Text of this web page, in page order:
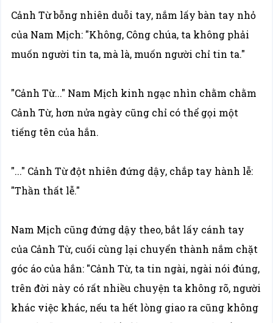
Cảnh Từ bỗng nhiên duỗi tay, nắm lấy bàn tay nhỏ
của Nam Mịch: "Không, Công chúa, ta không phải
muốn người tin ta, mà là, muốn người chỉ tin ta."
"Cảnh Từ..." Nam Mịch kinh ngạc nhìn chằm chằm
Cảnh Từ, hơn nửa ngày cũng chỉ có thể gọi một
tiếng tên của hắn.
"..." Cảnh Từ đột nhiên đứng dậy, chắp tay hành lễ:
"Thần thất lễ."
Nam Mịch cũng đứng dậy theo, bắt lấy cánh tay
của Cảnh Từ, cuối cùng lại chuyển thành nắm chặt
góc áo của hắn: "Cảnh Từ, ta tin ngài, ngài nói đúng,
trên đời này có rất nhiều chuyện ta không rõ, người
khác việc khác, nếu ta hết lòng giao ra cũng không